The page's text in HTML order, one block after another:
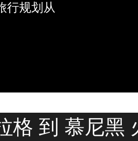
行规划从
格 到 慕尼黑